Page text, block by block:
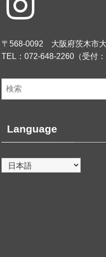
〒568-0092 大阪府茨木市
TEL：072-648-2260（受付：
Language